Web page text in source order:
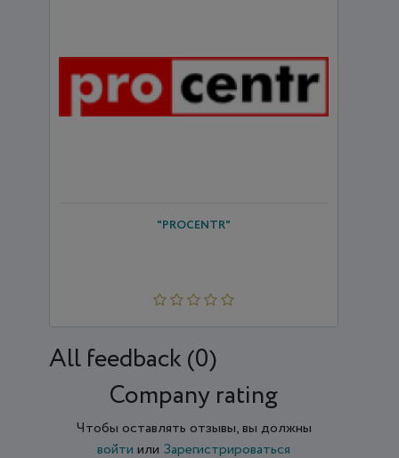
"PROCENTR"
All feedback (0)
Company rating
Чтобы оставлять отзывы, вы должны
войти или Зарегистрироваться